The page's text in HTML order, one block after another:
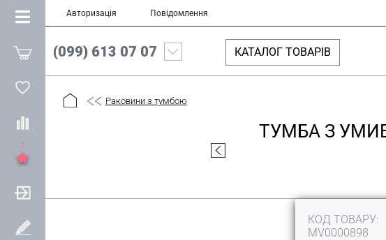
7
Авторизація Повідомлення
КАТАЛОГ ТОВАРІВ
(099) 613 07 07
Раковини з тумбою
ТУМБА З
КОД ТОВАРУ:
MV0000898